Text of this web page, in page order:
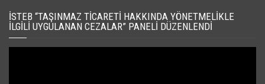
İSTEB “TAŞINMAZ TICARETI HAKKINDA YÖNETMELIKLE
İLGILI UYGULANAN CEZALAR” PANELI DÜZENLENDI